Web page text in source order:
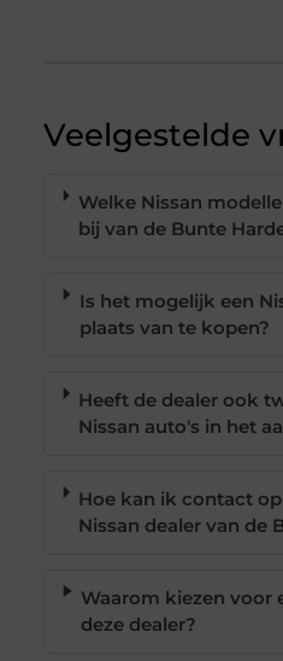
Veelgestelde
Welke Nissan
bij van de Bunte
Is het mogelijk een
plaats van te kopen?
Heeft de dealer ook
Nissan auto's in het
Hoe kan ik contact
Nissan dealer van de
Waarom kiezen voor
deze dealer?